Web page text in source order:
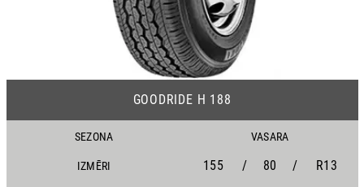
GOODRIDE H 188
SEZONA VASARA
IZMĒRI 155 / 80 / R13